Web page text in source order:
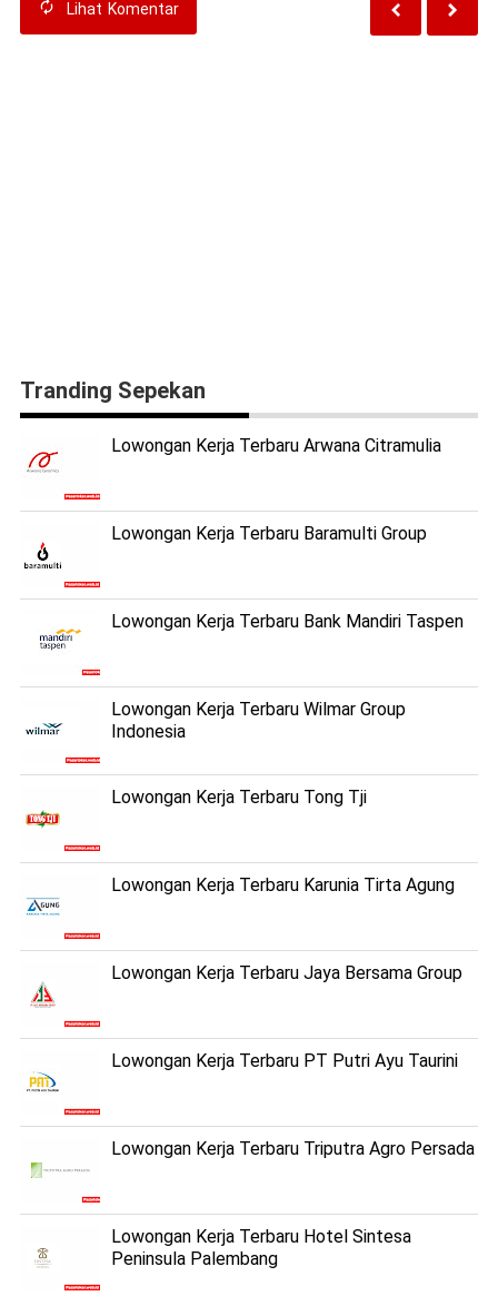
Lihat Komentar
Tranding Sepekan
Lowongan Kerja Terbaru Arwana Citramulia
Lowongan Kerja Terbaru Baramulti Group
Lowongan Kerja Terbaru Bank Mandiri Taspen
Lowongan Kerja Terbaru Wilmar Group
Indonesia
Lowongan Kerja Terbaru Tong Tji
Lowongan Kerja Terbaru Karunia Tirta Agung
Lowongan Kerja Terbaru Jaya Bersama Group
Lowongan Kerja Terbaru PT Putri Ayu Taurini
Lowongan Kerja Terbaru Triputra Agro Persada
Lowongan Kerja Terbaru Hotel Sintesa
Peninsula Palembang